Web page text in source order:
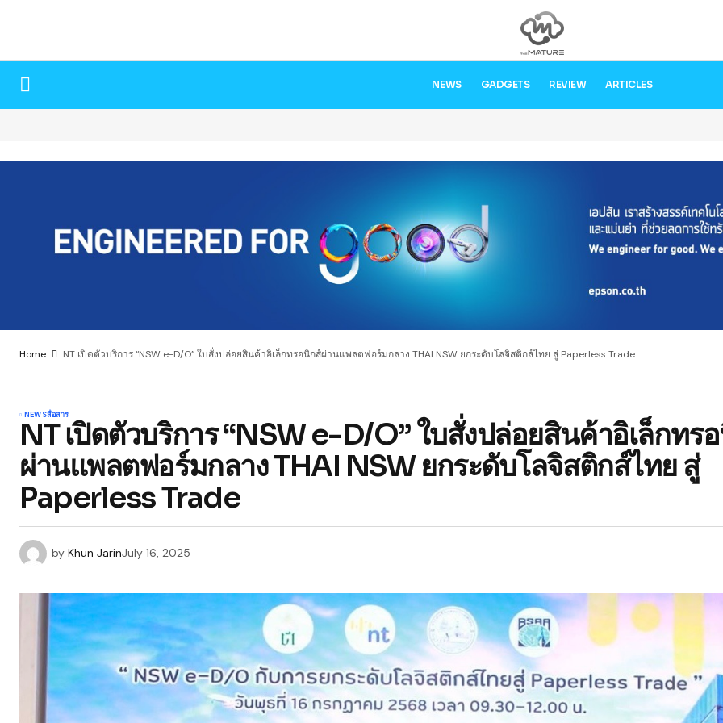
NEWS GADGETS REVIEW ARTICLES
Home NT เปิดตัวบริการ “NSW e-D/O” ใบสั่งปล่อยสินค้าอิเล็กทรอนิกส์ผ่านแพลตฟอร์มกลาง THAI NSW ยกระดับโลจิสติกส์ไทย สู่ Paperless Trade
NEWSสื่อสาร
NT เปิดตัวบริการ “NSW e-D/O” ใบสั่งปล่อยสินค้าอิเล็กทร
ผ่านแพลตฟอร์มกลาง THAI NSW ยกระดับโลจิสติกส์ไทย สู่
Paperless Trade
by Khun JarinJuly 16, 2025